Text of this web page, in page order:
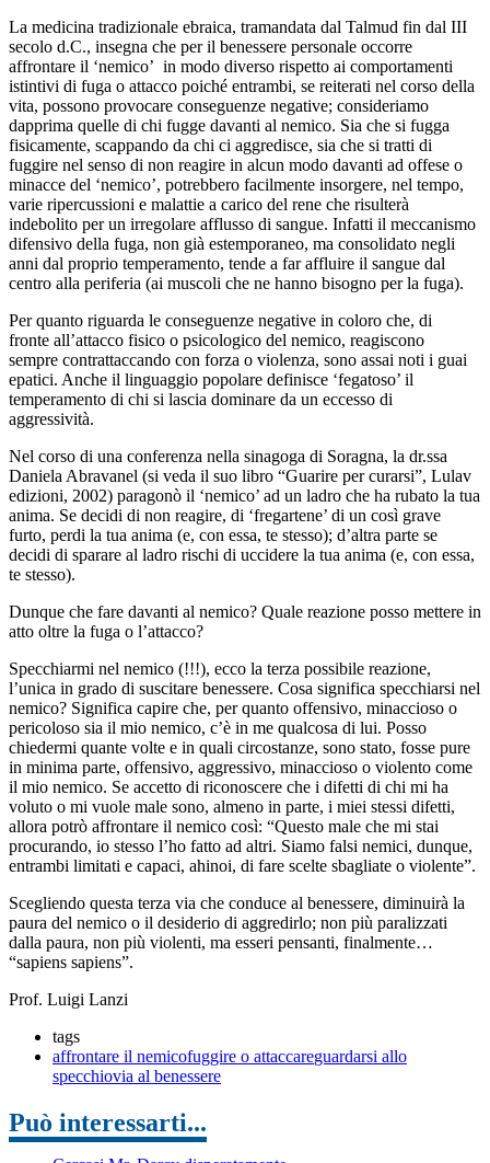
La medicina tradizionale ebraica, tramandata dal Talmud fin dal III
secolo d.C., insegna che per il benessere personale occorre
affrontare il ‘nemico’ in modo diverso rispetto ai comportamenti
istintivi di fuga o attacco poiché entrambi, se reiterati nel corso della
vita, possono provocare conseguenze negative; consideriamo
dapprima quelle di chi fugge davanti al nemico. Sia che si fugga
fisicamente, scappando da chi ci aggredisce, sia che si tratti di
fuggire nel senso di non reagire in alcun modo davanti ad offese o
minacce del ‘nemico’, potrebbero facilmente insorgere, nel tempo,
varie ripercussioni e malattie a carico del rene che risulterà
indebolito per un irregolare afflusso di sangue. Infatti il meccanismo
difensivo della fuga, non già estemporaneo, ma consolidato negli
anni dal proprio temperamento, tende a far affluire il sangue dal
centro alla periferia (ai muscoli che ne hanno bisogno per la fuga).
Per quanto riguarda le conseguenze negative in coloro che, di
fronte all’attacco fisico o psicologico del nemico, reagiscono
sempre contrattaccando con forza o violenza, sono assai noti i guai
epatici. Anche il linguaggio popolare definisce ‘fegatoso’ il
temperamento di chi si lascia dominare da un eccesso di
aggressività.
Nel corso di una conferenza nella sinagoga di Soragna, la dr.ssa
Daniela Abravanel (si veda il suo libro “Guarire per curarsi”, Lulav
edizioni, 2002) paragonò il ‘nemico’ ad un ladro che ha rubato la tua
anima. Se decidi di non reagire, di ‘fregartene’ di un così grave
furto, perdi la tua anima (e, con essa, te stesso); d’altra parte se
decidi di sparare al ladro rischi di uccidere la tua anima (e, con essa,
te stesso).
Dunque che fare davanti al nemico? Quale reazione posso mettere in
atto oltre la fuga o l’attacco?
Specchiarmi nel nemico (!!!), ecco la terza possibile reazione,
l’unica in grado di suscitare benessere. Cosa significa specchiarsi nel
nemico? Significa capire che, per quanto offensivo, minaccioso o
pericoloso sia il mio nemico, c’è in me qualcosa di lui. Posso
chiedermi quante volte e in quali circostanze, sono stato, fosse pure
in minima parte, offensivo, aggressivo, minaccioso o violento come
il mio nemico. Se accetto di riconoscere che i difetti di chi mi ha
voluto o mi vuole male sono, almeno in parte, i miei stessi difetti,
allora potrò affrontare il nemico così: “Questo male che mi stai
procurando, io stesso l’ho fatto ad altri. Siamo falsi nemici, dunque,
entrambi limitati e capaci, ahinoi, di fare scelte sbagliate o violente”.
Scegliendo questa terza via che conduce al benessere, diminuirà la
paura del nemico o il desiderio di aggredirlo; non più paralizzati
dalla paura, non più violenti, ma esseri pensanti, finalmente…
“sapiens sapiens”.
Prof. Luigi Lanzi
tags
affrontare il nemicofuggire o attaccareguardarsi allo
specchiovia al benessere
Può interessarti...